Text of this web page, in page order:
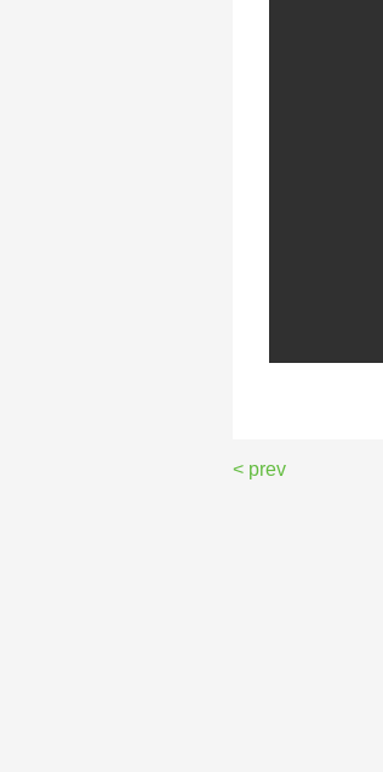
< prev